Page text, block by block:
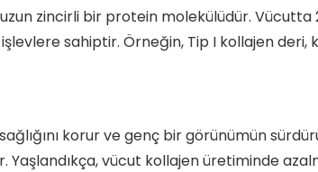
zincirli bir protein molekülüdür. Vücutta
sahiptir. Örneğin, Tip I kollajen
korur ve genç bir görünümün
Yaşlandıkça, vücut kollajen üretiminde